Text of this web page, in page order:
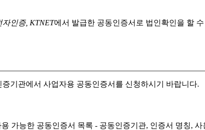
인증, KTNET에서 발급한 공동인증서로 법인확인을 할
기관에서 사업자용 공동인증서를 신청하시기 바랍니다.
가능한 공동인증서 목록 - 공동인증기관, 인증서 명칭,